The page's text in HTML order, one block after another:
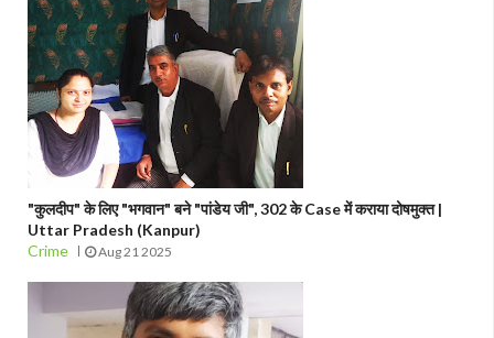
"कुलदीप" के लिए "भगवान" बने "पांडेय जी", 302 के Case में कराया दोषमुक्त |
Uttar Pradesh (Kanpur)
Crime
Aug 21 2025